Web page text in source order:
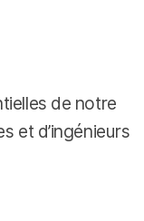
de notre
et d’ingénieurs